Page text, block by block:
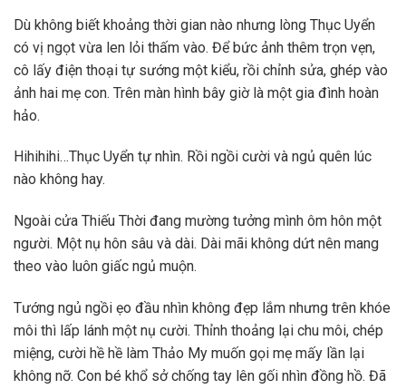
Dù không biết khoảng thời gian nào nhưng lòng Thục Uyển
có vị ngọt vừa len lỏi thấm vào. Để bức ảnh thêm trọn vẹn,
cô lấy điện thoại tự sướng một kiểu, rồi chỉnh sửa, ghép vào
ảnh hai mẹ con. Trên màn hình bây giờ là một gia đình hoàn
hảo.
Hihihihi…Thục Uyển tự nhìn. Rồi ngồi cười và ngủ quên lúc
nào không hay.
Ngoài cửa Thiếu Thời đang mường tưởng mình ôm hôn một
người. Một nụ hôn sâu và dài. Dài mãi không dứt nên mang
theo vào luôn giấc ngủ muộn.
Tướng ngủ ngồi ẹo đầu nhìn không đẹp lắm nhưng trên khóe
môi thì lấp lánh một nụ cười. Thỉnh thoảng lại chu môi, chép
miệng, cười hề hề làm Thảo My muốn gọi mẹ mấy lần lại
không nỡ. Con bé khổ sở chống tay lên gối nhìn đồng hồ. Đã